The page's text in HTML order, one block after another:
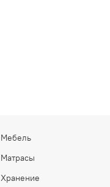
Мебель
Матрасы
Хранение